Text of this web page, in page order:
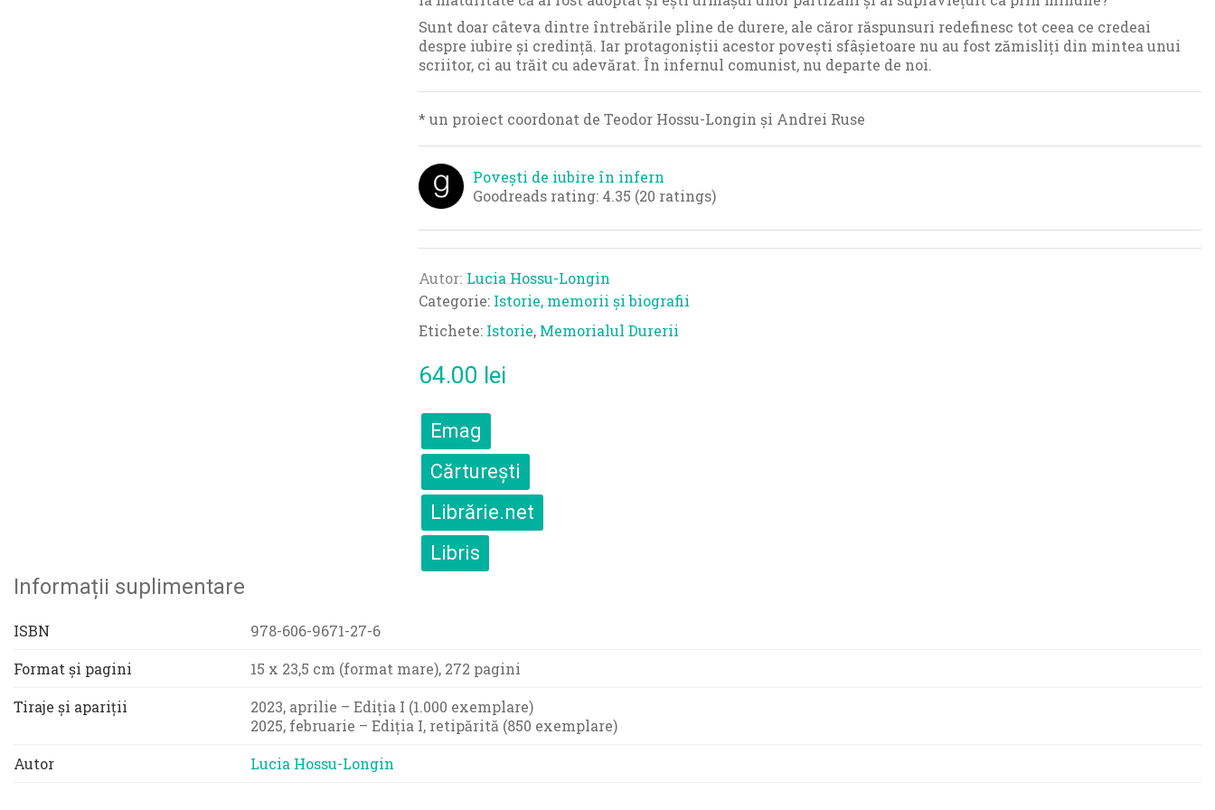
Sunt doar câteva dintre întrebările pline de durere, ale căror răspunsuri redefinesc tot ceea ce credeai
despre iubire și credință. Iar protagoniștii acestor povești sfâșietoare nu au fost zămisliți din mintea unui
scriitor, ci au trăit cu adevărat. În infernul comunist, nu departe de noi.
* un proiect coordonat de Teodor Hossu-Longin și Andrei Ruse
Povești de iubire în infern
Goodreads rating: 4.35 (20 ratings)
Autor Lucia Hossu-Longin
Categorie: Istorie, memorii și biografii
Etichete: Istorie, Memorialul Durerii
64.00 lei
Emag
Cărturești
Librărie.net
Libris
Informații suplimentare
ISBN
978-606-9671-27-6
Format și pagini
15 x 23,5 cm (format mare), 272 pagini
Tiraje și apariții
2023, aprilie – Ediția I (1.000 exemplare)
2025, februarie – Ediția I, retipărită (850 exemplare)
Autor
Lucia Hossu-Longin